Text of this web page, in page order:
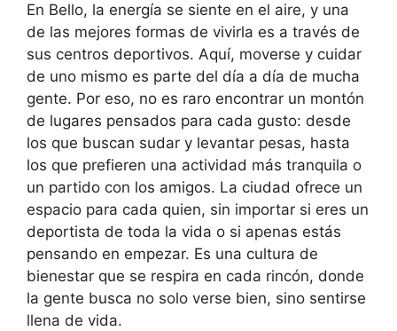
En Bello, la energía se siente en el aire, y una
de las mejores formas de vivirla es a través de
sus centros deportivos. Aquí, moverse y cuidar
de uno mismo es parte del día a día de mucha
gente. Por eso, no es raro encontrar un montón
de lugares pensados para cada gusto: desde
los que buscan sudar y levantar pesas, hasta
los que prefieren una actividad más tranquila o
un partido con los amigos. La ciudad ofrece un
espacio para cada quien, sin importar si eres un
deportista de toda la vida o si apenas estás
pensando en empezar. Es una cultura de
bienestar que se respira en cada rincón, donde
la gente busca no solo verse bien, sino sentirse
llena de vida.